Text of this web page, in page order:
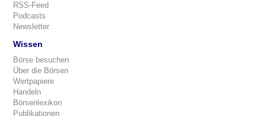
RSS-Feed
Podcasts
Newsletter
Wissen
Börse besuchen
Über die Börsen
Wertpapiere
Handeln
Börsenlexikon
Publikationen